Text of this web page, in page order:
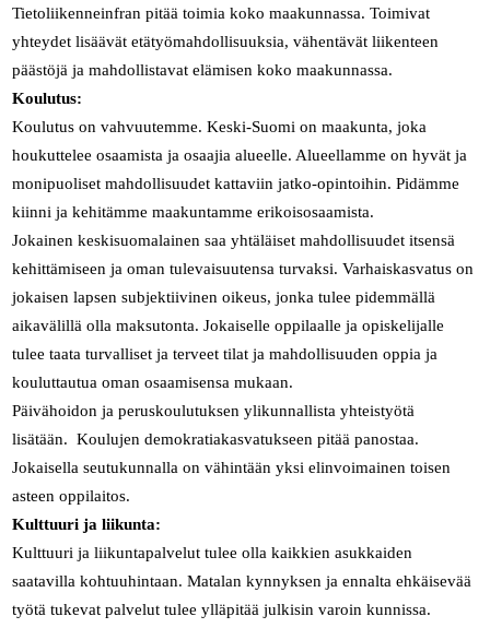
Tietoliikenneinfran pitää toimia koko maakunnassa. Toimivat
yhteydet lisäävät etätyömahdollisuuksia, vähentävät liikenteen
päästöjä ja mahdollistavat elämisen koko maakunnassa.
Koulutus:
Koulutus on vahvuutemme. Keski-Suomi on maakunta, joka
houkuttelee osaamista ja osaajia alueelle. Alueellamme on hyvät ja
monipuoliset mahdollisuudet kattaviin jatko-opintoihin. Pidämme
kiinni ja kehitämme maakuntamme erikoisosaamista.
Jokainen keskisuomalainen saa yhtäläiset mahdollisuudet itsensä
kehittämiseen ja oman tulevaisuutensa turvaksi. Varhaiskasvatus on
jokaisen lapsen subjektiivinen oikeus, jonka tulee pidemmällä
aikavälillä olla maksutonta. Jokaiselle oppilaalle ja opiskelijalle
tulee taata turvalliset ja terveet tilat ja mahdollisuuden oppia ja
kouluttautua oman osaamisensa mukaan.
Päivähoidon ja peruskoulutuksen ylikunnallista yhteistyötä
lisätään. Koulujen demokratiakasvatukseen pitää panostaa.
Jokaisella seutukunnalla on vähintään yksi elinvoimainen toisen
asteen oppilaitos.
Kulttuuri ja liikunta:
Kulttuuri ja liikuntapalvelut tulee olla kaikkien asukkaiden
saatavilla kohtuuhintaan. Matalan kynnyksen ja ennalta ehkäisevää
työtä tukevat palvelut tulee ylläpitää julkisin varoin kunnissa.